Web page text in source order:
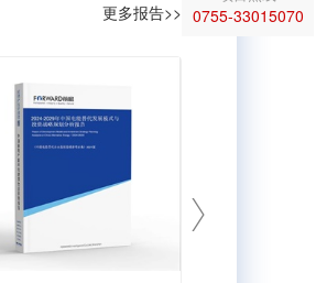
更多报告>> 0755-33015070